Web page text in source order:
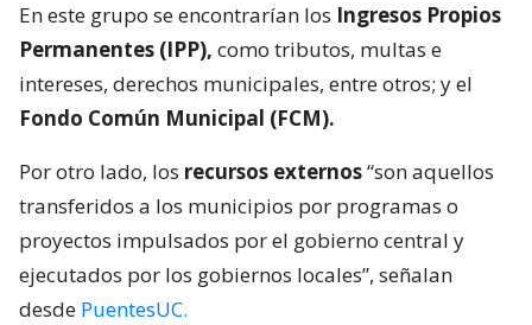
En este grupo se encontrarían los Ingresos Propios
Permanentes (IPP), como tributos, multas e
intereses, derechos municipales, entre otros; y el
Fondo Común Municipal (FCM).
Por otro lado, los recursos externos“son aquellos
transferidos a los municipios por programas o
proyectos impulsados por el gobierno central y
ejecutados por los gobiernos locales”, señalan
desde PuentesUC.